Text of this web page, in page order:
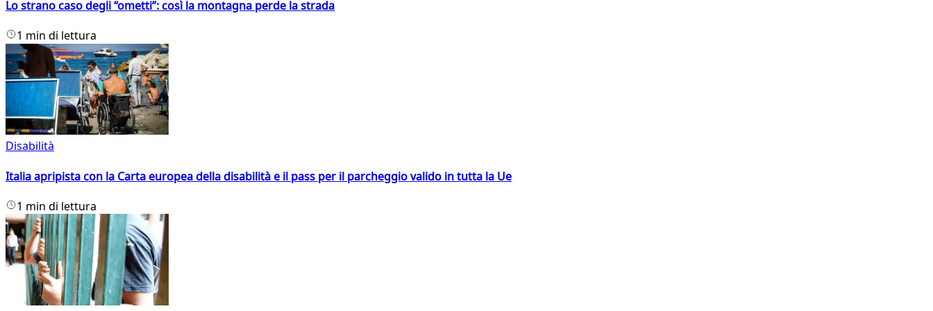
Lo strano caso degli “ometti”: così la montagna perde la strada
1 min di lettura
Disabilità
Italia apripista con la Carta europea della disabilità e il pass per il parcheggio valido in tutta la Ue
1 min di lettura